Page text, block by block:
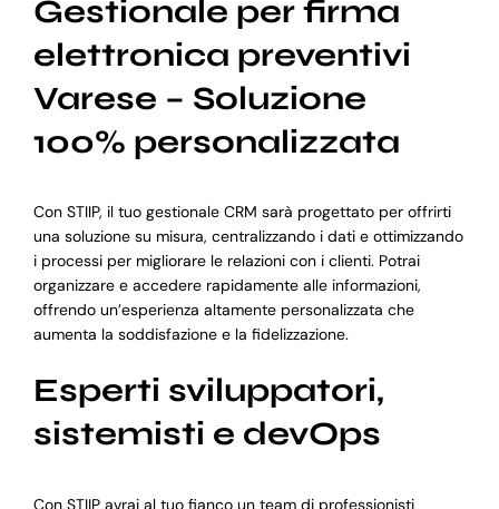
Gestionale per firma
elettronica preventivi
Varese – Soluzione
100% personalizzata
Con STIIP, il tuo gestionale CRM sarà progettato per offrirti
una soluzione su misura, centralizzando i dati e ottimizzando
i processi per migliorare le relazioni con i clienti. Potrai
organizzare e accedere rapidamente alle informazioni,
offrendo un’esperienza altamente personalizzata che
aumenta la soddisfazione e la fidelizzazione.
Esperti sviluppatori,
sistemisti e devOps
Con STIIP avrai al tuo fianco un team di professionisti